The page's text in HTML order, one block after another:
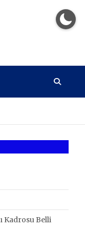
Kadrosu Belli